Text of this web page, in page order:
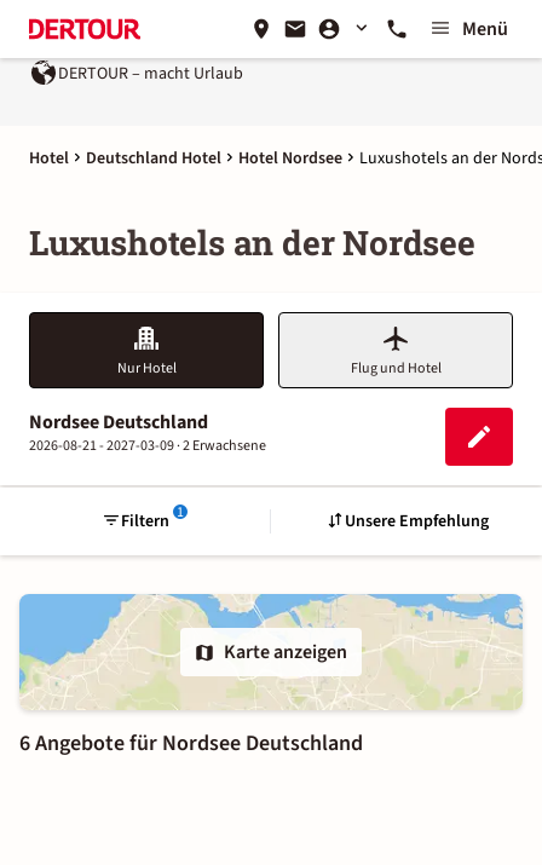
Menü
DERTOUR – macht Urlaub
Hotel Deutschland Hotel Hotel Nordsee Luxushotels an der
Luxushotels an der Nordsee
Nur Hotel Flug und Hotel
Nordsee Deutschland
2026-08-21 - 2027-03-09 ·2 Erwachsene
1
Filtern Unsere Empfehlung
Karte anzeigen
6 Angebote für Nordsee Deutschland